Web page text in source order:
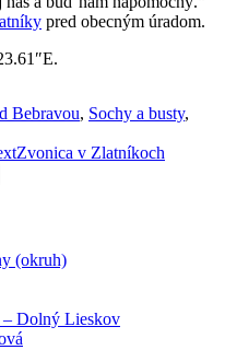
pred obecným úradom.
Bebravou, Sochy a busty,
Zvonica v Zlatníkoch
(okruh)
– Dolný Lieskov